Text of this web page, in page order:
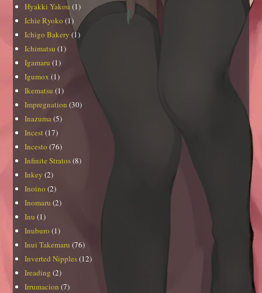
Hyakki Yakou (1)
Ichie Ryoko (1)
Ichigo Bakery (1)
Ichimatsu (1)
Igamaru (1)
Igumox (1)
Ikematsu (1)
Impregnation (30)
Inazuma(5)
Incest(17)
Incesto (76)
Infinite Stratos(8)
Inkey (2)
Inoino (2)
Inomaru (2)
Inu (1)
Inuburo (1)
Inui Takemaru (76)
Inverted Nipples(12)
Ireading (2)
Irrumacion (7)